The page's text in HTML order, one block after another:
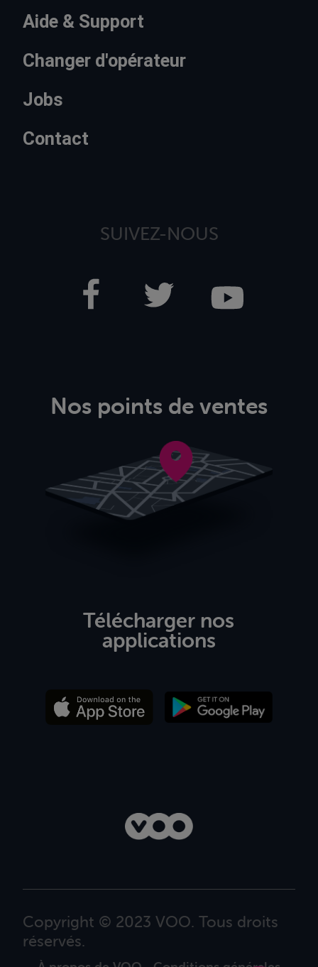
Aide & Support
Changer d'opérateur
Jobs
Contact
SUIVEZ-NOUS
Nos points de ventes
Télécharger nos
applications
Copyright © 2023 VOO. Tous droits
réservés.